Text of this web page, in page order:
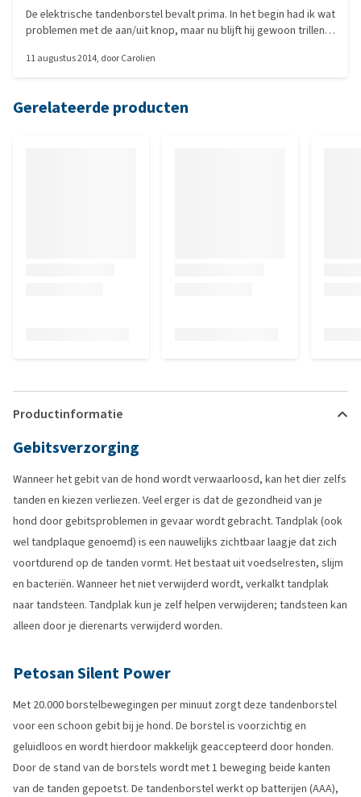
De elektrische tandenborstel bevalt prima. In het begin had ik wat
problemen met de aan/uit knop, maar nu blijft hij gewoon trillen
bijt er soms wel op). De voortandjes poetsen vindt ze wel eng en
11 augustus 2014, doorCarolien
Gerelateerde producten
Productinformatie
Gebitsverzorging
Wanneer het gebit van de hond wordt verwaarloosd, kan het dier zelfs
tanden en kiezen verliezen. Veel erger is dat de gezondheid van je
hond door gebitsproblemen in gevaar wordt gebracht. Tandplak (ook
wel tandplaque genoemd) is een nauwelijks zichtbaar laagje dat zich
voortdurend op de tanden vormt. Het bestaat uit voedselresten, slijm
en bacteriën. Wanneer het niet verwijderd wordt, verkalkt tandplak
naar tandsteen. Tandplak kun je zelf helpen verwijderen; tandsteen kan
alleen door je dierenarts verwijderd worden.
Petosan Silent Power
Met 20.000 borstelbewegingen per minuut zorgt deze tandenborstel
voor een schoon gebit bij je hond. De borstel is voorzichtig en
geluidloos en wordt hierdoor makkelijk geaccepteerd door honden.
Door de stand van de borstels wordt met 1 beweging beide kanten
van de tanden gepoetst. De tandenborstel werkt op batterijen (AAA),